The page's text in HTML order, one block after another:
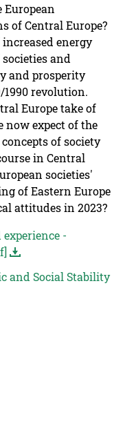
European
of Central Europe?
energy
and
and prosperity
1990 revolution.
Europe take of
now expect of the
of society
in Central
societies'
of Eastern Europe
attitudes in 2023?
-
and Social Stability